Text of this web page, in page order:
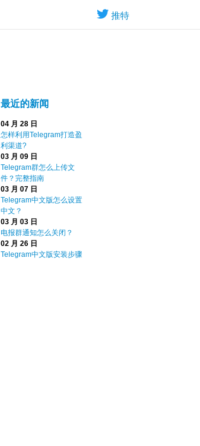
推特
最近的新闻
04 月 28 日
怎样利用Telegram打造盈
利渠道?
03 月 09 日
Telegram群怎么上传文
件？完整指南
03 月 07 日
Telegram中文版怎么设置
中文？
03 月 03 日
电报群通知怎么关闭？
02 月 26 日
Telegram中文版安装步骤